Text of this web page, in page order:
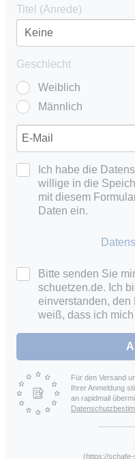
Titel (Anrede)
Geschlecht
Weiblich
Männlich
Ich habe die
willige in die
mit diesem
Daten ein.
Bitte senden Sie
schuetzen.de. Ich
einverstanden, den
weiß, dass ich
Für den Versand
Ihrer Anmeldung
an rapidmail
(https://